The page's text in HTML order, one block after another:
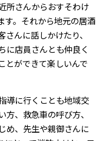
所さんからおすそわけ
す。それから地元の居酒
んに話しかけたり、
に店員さんとも仲良く
とができて楽しいんで
導に行くことも地域交
、救急車の呼び方、
め、先生や親御さんに